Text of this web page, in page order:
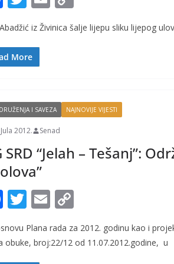
ac
e
b
o
k
w
itt
er
ai
o
p
k
iz Živinica šalje lijepu sliku lijepog
More
I SAVEZA NAJNOVIJE VIJESTI
2012. Senad
SRD “Jelah – Tešanj”:
F
e
b
T
w
itt
er
E
m
ai p
Plana rada za 2012. godinu kao i
obuke, broj:22/12 od 11.07.2012.godine, u